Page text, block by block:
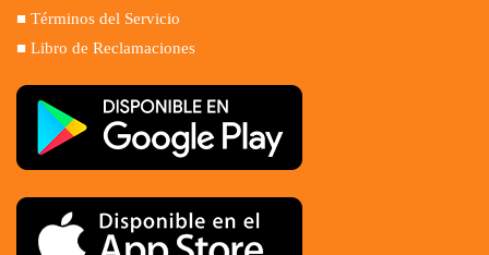
■ Términos del Servicio
■ Libro de Reclamaciones